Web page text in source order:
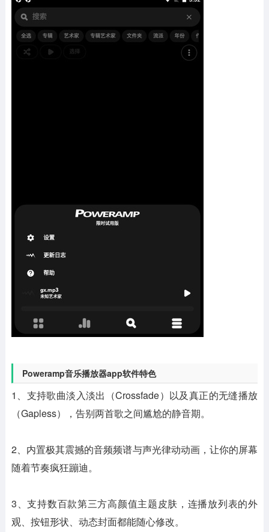
Poweramp音乐播放器app软件特色
1、支持歌曲淡入淡出（Crossfade）以及真正的无缝播放
（Gapless），告别两首歌之间尴尬的静音期。
2、内置极其震撼的音频频谱与声光律动动画，让你的屏幕
随着节奏疯狂蹦迪。
3、支持数百款第三方高颜值主题皮肤，连播放列表的外
观、按钮形状、动态封面都能随心修改。